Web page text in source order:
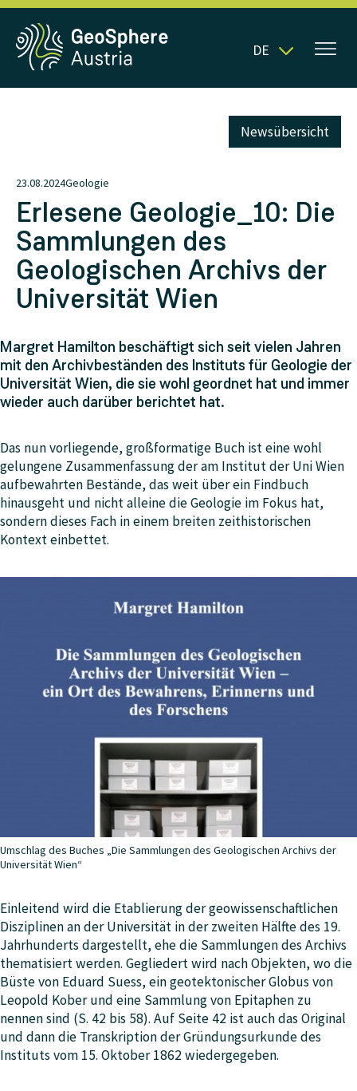
DE
23.08.2024Geologie
Newsübersicht
Erlesene Geologie_10: Die
Sammlungen des
Geologischen Archivs der
Universität Wien
Margret Hamilton beschäftigt sich seit vielen Jahren
mit den Archivbeständen des Instituts für Geologie der
Universität Wien, die sie wohl geordnet hat und immer
wieder auch darüber berichtet hat.
Das nun vorliegende, großformatige Buch ist eine wohl
gelungene Zusammenfassung der am Institut der Uni Wien
aufbewahrten Bestände, das weit über ein Findbuch
hinausgeht und nicht alleine die Geologie im Fokus hat,
sondern dieses Fach in einem breiten zeithistorischen
Kontext einbettet.
Umschlag des Buches „Die Sammlungen des Geologischen Archivs der
Universität Wien“
Einleitend wird die Etablierung der geowissenschaftlichen
Disziplinen an der Universität in der zweiten Hälfte des 19.
Jahrhunderts dargestellt, ehe die Sammlungen des Archivs
thematisiert werden. Gegliedert wird nach Objekten, wo die
Büste von Eduard Suess, ein geotektonischer Globus von
Leopold Kober und eine Sammlung von Epitaphen zu
nennen sind (S. 42 bis 58). Auf Seite 42 ist auch das Original
und dann die Transkription der Gründungsurkunde des
Instituts vom 15. Oktober 1862 wiedergegeben.